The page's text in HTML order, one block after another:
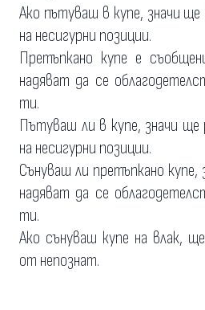
Ако пътуваш в купе, значи
на несигурни позиции.
Претъпкано купе е
надяват да се
ти.
Пътуваш ли в купе, значи
на несигурни позиции.
Сънуваш ли претъпкано купе,
надяват да се
ти.
Ако сънуваш купе на влак,
от непознат.